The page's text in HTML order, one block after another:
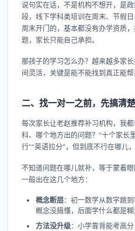
说句实在话，不是机构不想开，是
段，线下学科类培训在周末、节假
周末开门的，基本都没有办学资质
题，家长只能自己承担。
那孩子的学习怎么办？越来越多家
间灵活，关键是能不能找到真正能帮
二、找一对一之前，先搞清
每次家长让老赵推荐补习机构，我
科、哪个地方出的问题？”十个家长
行”“英语拉分”，但到底不行在哪儿，
不知道问题在哪儿就补，等于蒙着
一般出在这几个地方：
概念断层：初一数学从数字跳
概念没搞懂，后面学什么都是糊
方法没升级：小学靠背能考高